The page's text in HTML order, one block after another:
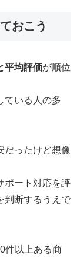
おこう
平均評価が順位
ている人の多
だったけど想像
ポート対応を評
判断するうえで
件以上ある商